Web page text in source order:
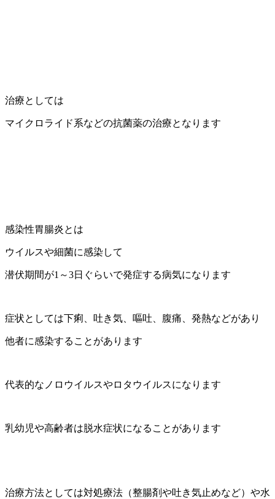
治療としては
マイクロライド系などの抗菌薬の治療となります
感染性胃腸炎とは
ウイルスや細菌に感染して
潜伏期間が1～3日ぐらいで発症する病気になります
症状としては下痢、吐き気、嘔吐、腹痛、発熱などがあり
他者に感染することがあります
代表的なノロウイルスやロタウイルスになります
乳幼児や高齢者は脱水症状になることがあります
治療方法としては対処療法（整腸剤や吐き気止めなど）や水